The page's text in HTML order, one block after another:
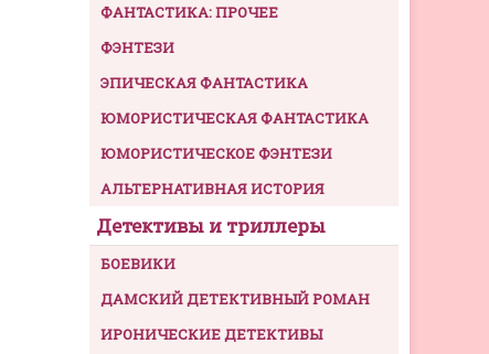
ФАНТАСТИКА: ПРОЧЕЕ
ФЭНТЕЗИ
ЭПИЧЕСКАЯ ФАНТАСТИКА
ЮМОРИСТИЧЕСКАЯ ФАНТАСТИКА
ЮМОРИСТИЧЕСКОЕ ФЭНТЕЗИ
АЛЬТЕРНАТИВНАЯ ИСТОРИЯ
Детективы и триллеры
БОЕВИКИ
ДАМСКИЙ ДЕТЕКТИВНЫЙ РОМАН
ИРОНИЧЕСКИЕ ДЕТЕКТИВЫ